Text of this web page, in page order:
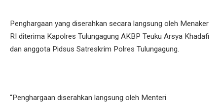
Penghargaan yang diserahkan secara langsung oleh Menaker
RI diterima Kapolres Tulungagung AKBP Teuku Arsya Khadafi
dan anggota Pidsus Satreskrim Polres Tulungagung.
“Penghargaan diserahkan langsung oleh Menteri